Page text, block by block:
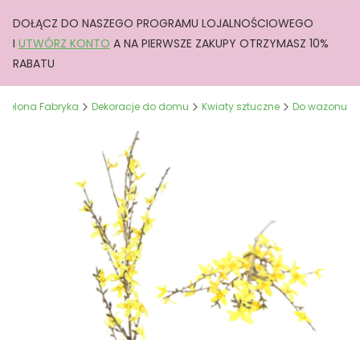
DOŁĄCZ DO NASZEGO PROGRAMU LOJALNOŚCIOWEGO
I UTWÓRZ KONTO A NA PIERWSZE ZAKUPY OTRZYMASZ 10%
RABATU
Zielona Fabryka Dekoracje do domu Kwiaty sztuczne Do wazonu